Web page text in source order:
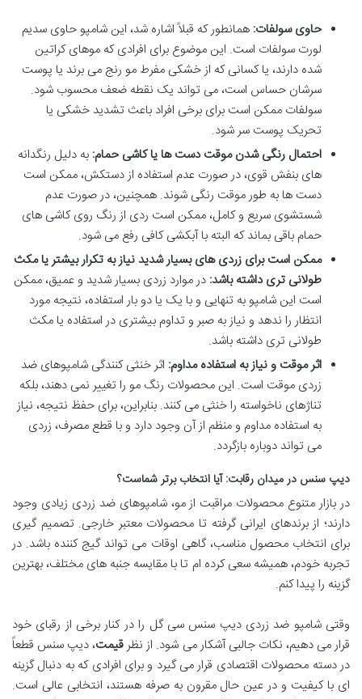
حاوی سولفات: همانطور که قبلاً اشاره شد، این شامپو حاوی سدیم
لورت سولفات است. این موضوع برای افرادی که موهای کراتین
شده دارند، یا کسانی که از خشکی مفرط مو رنج می برند یا پوست
سرشان حساس است، می تواند یک نقطه ضعف محسوب شود.
سولفات ممکن است برای برخی افراد باعث تشدید خشکی یا
تحریک پوست سر شود.
احتمال رنگی شدن موقت دست ها یا کاشی حمام: به دلیل رنگدانه
های بنفش قوی، در صورت عدم استفاده از دستکش، ممکن است
دست ها به طور موقت رنگی شوند. همچنین، در صورت عدم
شستشوی سریع و کامل، ممکن است ردی از رنگ روی کاشی های
حمام باقی بماند که البته با آبکشی کافی رفع می شود.
ممکن است برای زردی های بسیار شدید نیاز به تکرار بیشتر یا مکث
طولانی تری داشته باشد: در موارد زردی بسیار شدید و عمیق، ممکن
است این شامپو به تنهایی و با یک یا دو بار استفاده، نتیجه مورد
انتظار را ندهد و نیاز به صبر و تداوم بیشتری در استفاده یا مکث
طولانی تری داشته باشد.
اثر موقت و نیاز به استفاده مداوم: اثر خنثی کنندگی شامپوهای ضد
زردی موقت است. این محصولات رنگ مو را تغییر نمی دهند، بلکه
تناژهای ناخواسته را خنثی می کنند. بنابراین، برای حفظ نتیجه، نیاز
به استفاده مداوم و منظم از آن وجود دارد و با قطع مصرف، زردی
می تواند دوباره بازگردد.
دیپ سنس در میدان رقابت: آیا انتخاب برتر شماست؟
در بازار متنوع محصولات مراقبت از مو، شامپوهای ضد زردی زیادی وجود
دارند؛ از برندهای ایرانی گرفته تا محصولات معتبر خارجی. تصمیم گیری
برای انتخاب محصول مناسب، گاهی اوقات می تواند گیج کننده باشد. در
تجربه خودم، همیشه سعی کرده ام تا با مقایسه جنبه های مختلف، بهترین
گزینه را پیدا کنم.
وقتی شامپو ضد زردی دیپ سنس سی گل را در کنار برخی از رقبای خود
قرار می دهیم، نکات جالبی آشکار می شود. از نظر قیمت، دیپ سنس قطعاً
در دسته محصولات اقتصادی قرار می گیرد و برای افرادی که به دنبال گزینه
ای با کیفیت و در عین حال مقرون به صرفه هستند، انتخابی عالی است.